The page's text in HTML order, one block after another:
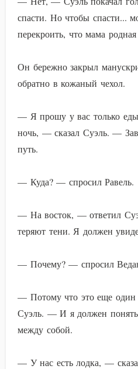
спасти. Но чтобы спасти...
перекроить, что мама родная
Он бережно закрыл
обратно в кожаный чехол.
— Я прошу у вас только
ночь, — сказал Суэль. —
путь.
— Куда? — спросил Равель.
— На восток, — ответил
теряют тени. Я должен
— Почему? — спросил
— Потому что это еще
Суэль. — И я должен
между собой.
— У нас есть лодка, —